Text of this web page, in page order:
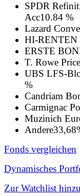
SPDR
Acc10.84 %
Lazard
HI-RENTEN
ERSTE
T. Rowe
UBS LFS-
%
Candriam
Carmignac
Muzinich
Andere
Fonds vergleichen
Dynamisches
Zur Watchlist